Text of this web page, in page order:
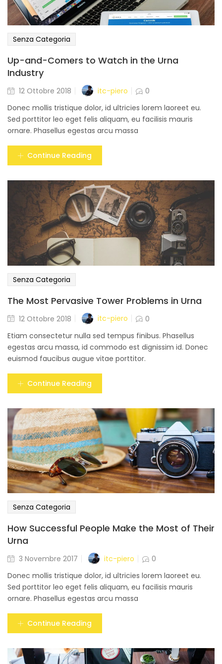
Senza Categoria
Up-and-Comers to Watch in the Urna
Industry
Posted
12 Ottobre 2018 itc-piero
0
Donec mollis tristique dolor, id ultricies lorem laoreet eu.
Sed porttitor leo eget felis aliquam, eu facilisis mauris
ornare. Phasellus egestas arcu massa
Continue Reading
Senza Categoria
The Most Pervasive Tower Problems in Urna
Posted
12 Ottobre 2018 itc-piero
0
Etiam consectetur nulla sed tempus finibus. Phasellus
egestas arcu massa, id commodo est dignissim id. Donec
euismod faucibus augue vitae porttitor.
Continue Reading
Senza Categoria
How Successful People Make the Most of Their
Urna
Posted
3 Novembre 2017 itc-piero
0
Donec mollis tristique dolor, id ultricies lorem laoreet eu.
Sed porttitor leo eget felis aliquam, eu facilisis mauris
ornare. Phasellus egestas arcu massa
Continue Reading